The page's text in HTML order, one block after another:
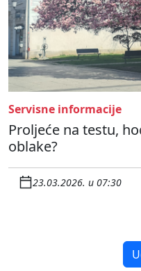
Servisne informacije
Proljeće na testu,
oblake?
23.03.2026. u 07:30